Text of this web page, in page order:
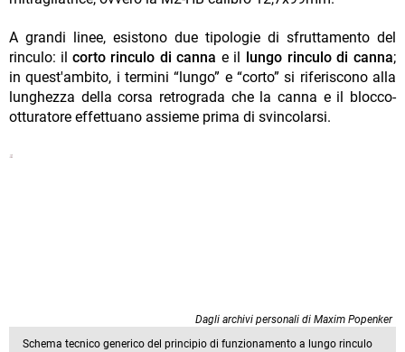
A grandi linee, esistono due tipologie di sfruttamento del
rinculo: il corto rinculo di canna e il lungo rinculo di canna;
in quest'ambito, i termini “lungo” e “corto” si riferiscono alla
lunghezza della corsa retrograda che la canna e il blocco-
otturatore effettuano assieme prima di svincolarsi.
Dagli archivi personali di Maxim Popenker
Schema tecnico generico del principio di funzionamento a lungo rinculo